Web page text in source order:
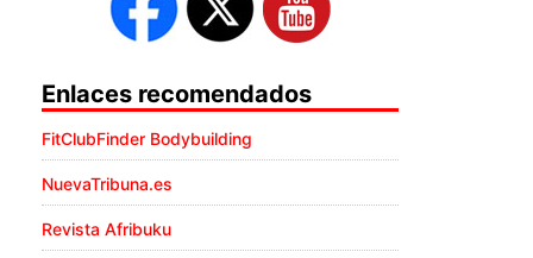
Enlaces recomendados
FitClubFinder Bodybuilding
NuevaTribuna.es
Revista Afribuku